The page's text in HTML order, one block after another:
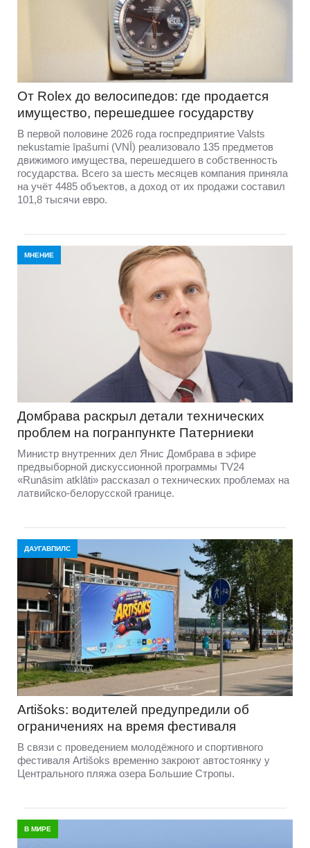
От Rolex до велосипедов: где продается
имущество, перешедшее государству
В первой половине 2026 года госпредприятие Valsts
nekustamie īpašumi (VNĪ) реализовало 135 предметов
движимого имущества, перешедшего в собственность
государства. Всего за шесть месяцев компания приняла
на учёт 4485 объектов, а доход от их продажи составил
101,8 тысячи евро.
МНЕНИЕ
Домбравa раскрыл детали технических
проблем на погранпункте Патерниеки
Министр внутренних дел Янис Домбрава в эфире
предвыборной дискуссионной программы TV24
«Runāsim atklāti» рассказал о технических проблемах на
латвийско-белорусской границе.
ДАУГАВПИЛС
Artišoks: водителей предупредили об
ограничениях на время фестиваля
В связи с проведением молодёжного и спортивного
фестиваля Artišoks временно закроют автостоянку у
Центрального пляжа озера Большие Стропы.
В МИРЕ